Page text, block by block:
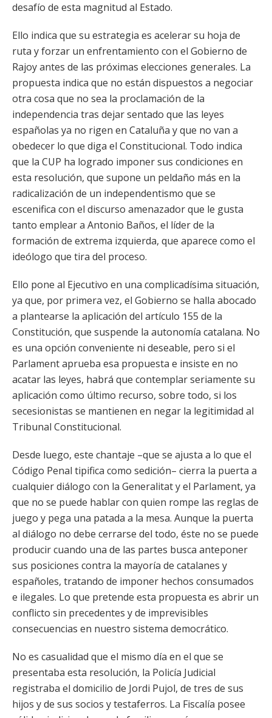
desafío de esta magnitud al Estado.
Ello indica que su estrategia es acelerar su hoja de
ruta y forzar un enfrentamiento con el Gobierno de
Rajoy antes de las próximas elecciones generales. La
propuesta indica que no están dispuestos a negociar
otra cosa que no sea la proclamación de la
independencia tras dejar sentado que las leyes
españolas ya no rigen en Cataluña y que no van a
obedecer lo que diga el Constitucional. Todo indica
que la CUP ha logrado imponer sus condiciones en
esta resolución, que supone un peldaño más en la
radicalización de un independentismo que se
escenifica con el discurso amenazador que le gusta
tanto emplear a Antonio Baños, el líder de la
formación de extrema izquierda, que aparece como el
ideólogo que tira del proceso.
Ello pone al Ejecutivo en una complicadísima situación,
ya que, por primera vez, el Gobierno se halla abocado
a plantearse la aplicación del artículo 155 de la
Constitución, que suspende la autonomía catalana. No
es una opción conveniente ni deseable, pero si el
Parlament aprueba esa propuesta e insiste en no
acatar las leyes, habrá que contemplar seriamente su
aplicación como último recurso, sobre todo, si los
secesionistas se mantienen en negar la legitimidad al
Tribunal Constitucional.
Desde luego, este chantaje –que se ajusta a lo que el
Código Penal tipifica como sedición– cierra la puerta a
cualquier diálogo con la Generalitat y el Parlament, ya
que no se puede hablar con quien rompe las reglas de
juego y pega una patada a la mesa. Aunque la puerta
al diálogo no debe cerrarse del todo, éste no se puede
producir cuando una de las partes busca anteponer
sus posiciones contra la mayoría de catalanes y
españoles, tratando de imponer hechos consumados
e ilegales. Lo que pretende esta propuesta es abrir un
conflicto sin precedentes y de imprevisibles
consecuencias en nuestro sistema democrático.
No es casualidad que el mismo día en el que se
presentaba esta resolución, la Policía Judicial
registraba el domicilio de Jordi Pujol, de tres de sus
hijos y de sus socios y testaferros. La Fiscalía posee